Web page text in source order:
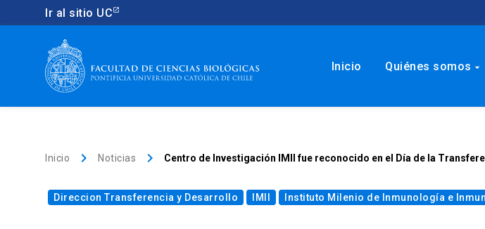
Ir al sitio UC
Inicio Quiénes somos arrow_drop_down
Inicio keyboard_arrow_right Noticias keyboard_arrow_right Centro de Investigación IMII fue reconocido en el Día de la
Direccion Transferencia y Desarrollo IMII Instituto Milenio de Inmunología e